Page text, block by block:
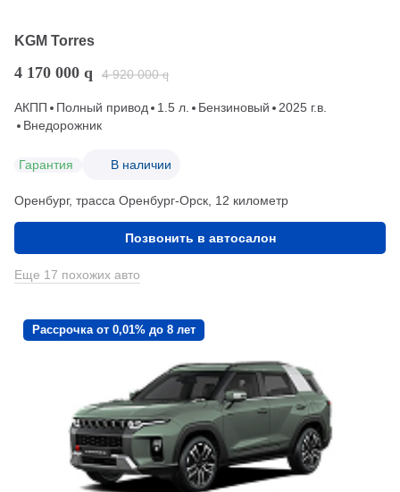
KGM Torres
4 170 000 q 4 920 000 q
АКПП Полный привод 1.5 л. Бензиновый
2025 г.в.
Внедорожник
Гарантия В наличии
Оренбург, трасса Оренбург-Орск, 12 километр
Позвонить в автосалон
Еще 17 похожих авто
Рассрочка от 0,01% до 8 лет